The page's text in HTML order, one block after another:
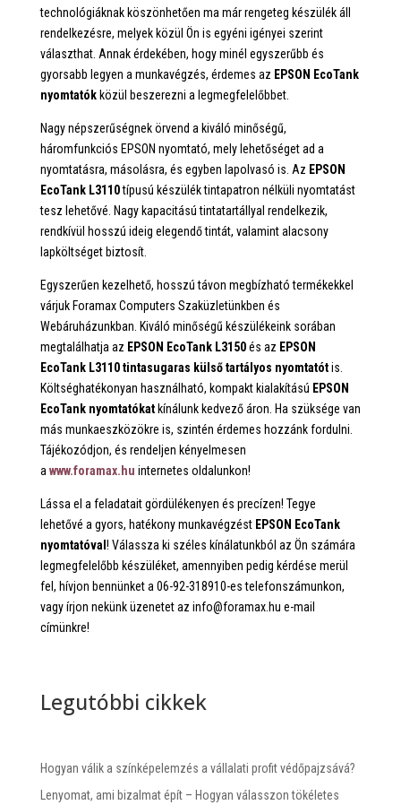
technológiáknak köszönhetően ma már rengeteg készülék áll
rendelkezésre, melyek közül Ön is egyéni igényei szerint
választhat. Annak érdekében, hogy minél egyszerűbb és
gyorsabb legyen a munkavégzés, érdemes az EPSON EcoTank
nyomtatókközül beszerezni a legmegfelelőbbet.
Nagy népszerűségnek örvend a kiváló minőségű,
háromfunkciós EPSON nyomtató, mely lehetőséget ad a
nyomtatásra, másolásra, és egyben lapolvasó is. Az EPSON
EcoTank L3110típusú készülék tintapatron nélküli nyomtatást
tesz lehetővé. Nagy kapacitású tintatartállyal rendelkezik,
rendkívül hosszú ideig elegendő tintát, valamint alacsony
lapköltséget biztosít.
Egyszerűen kezelhető, hosszú távon megbízható termékekkel
várjuk Foramax Computers Szaküzletünkben és
Webáruházunkban. Kiváló minőségű készülékeink sorában
megtalálhatja az EPSON EcoTank L3150és az EPSON
EcoTank L3110 tintasugaras külső tartályos nyomtatótis.
Költséghatékonyan használható, kompakt kialakítású EPSON
EcoTank nyomtatókat kínálunk kedvező áron. Ha szüksége van
más munkaeszközökre is, szintén érdemes hozzánk fordulni.
Tájékozódjon, és rendeljen kényelmesen
a www.foramax.hu internetes oldalunkon!
Lássa el a feladatait gördülékenyen és precízen! Tegye
lehetővé a gyors, hatékony munkavégzést EPSON EcoTank
nyomtatóval ! Válassza ki széles kínálatunkból az Ön számára
legmegfelelőbb készüléket, amennyiben pedig kérdése merül
fel, hívjon bennünket a 06-92-318910-es telefonszámunkon,
vagy írjon nekünk üzenetet az info@foramax.hu e-mail
címünkre!
Legutóbbi cikkek
Hogyan válik a színképelemzés a vállalati profit védőpajzsává?
Lenyomat, ami bizalmat épít – Hogyan válasszon tökéletes